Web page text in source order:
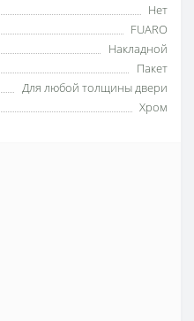
Нет
FUARO
Накладной
Пакет
Для любой толщины двери
Хром